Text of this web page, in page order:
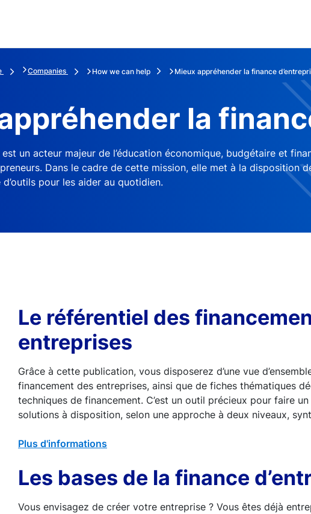
Companies How we can help Mieux appréhender la finance
la
est un acteur majeur de l’éducation économique, budgétaire et
Dans le cadre de cette mission, elle met à la disposition
d’outils pour les aider au quotidien.
Le référentiel des
entreprises
Grâce à cette publication, vous disposerez d’une vue
financement des entreprises, ainsi que de fiches thématiques
techniques de financement. C’est un outil précieux pour faire
solutions à disposition, selon une approche à deux niveaux,
Plus d'informations
Les bases de la finance
Vous envisagez de créer votre entreprise ? Vous êtes déjà